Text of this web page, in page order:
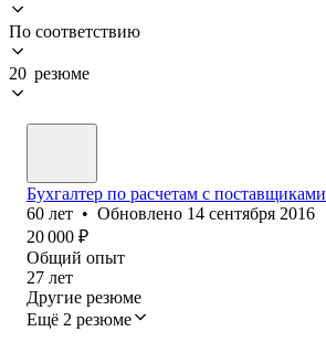
По соответствию
20 резюме
Бухгалтер по расчетам с поставщиками
60 лет • Обновлено 14 сентября 2016
20 000 ₽
Общий опыт
27 лет
Другие резюме
Ещё 2 резюме